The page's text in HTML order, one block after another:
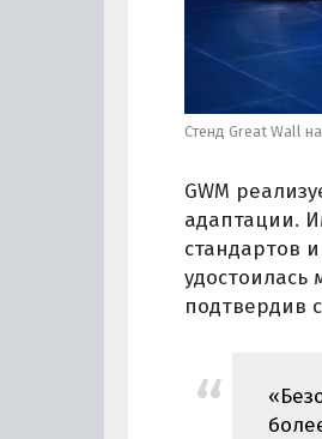
Стенд Great Wall
GWM
адаптации.
стандартов
удостоилась
подтвердив